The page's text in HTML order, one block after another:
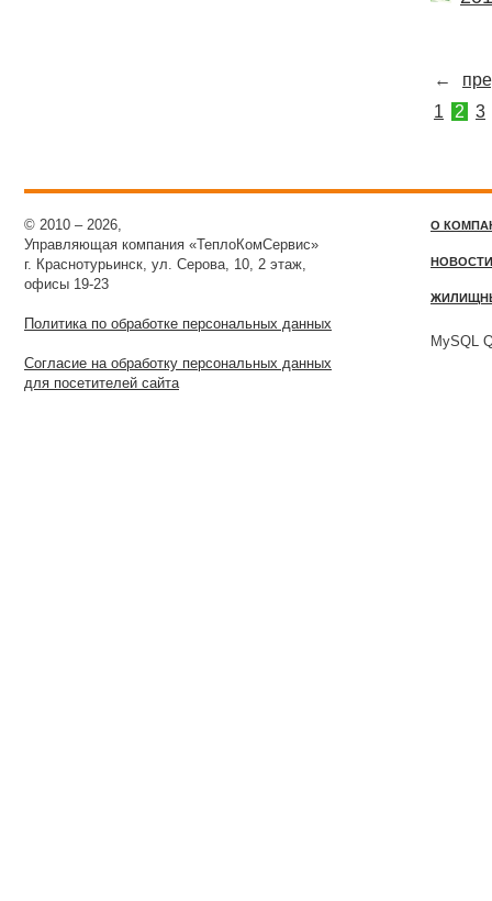
←
1
2 3
© 2010 – 2026,
Управляющая компания «ТеплоКомСервис»
г. Краснотурьинск, ул. Серова, 10, 2 этаж,
офисы 19-23
Политика по обработке персональных данных
Согласие на обработку персональных данных
для посетителей сайта
О
НОВОСТИ
MySQL